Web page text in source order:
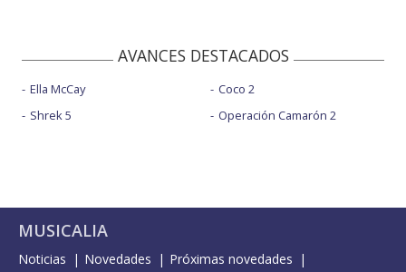
AVANCES DESTACADOS
Ella McCay
Shrek 5
Coco 2
Operación Camarón 2
MUSICALIA
Noticias Novedades
Próximas novedades